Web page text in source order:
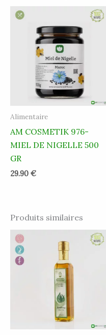
Alimentaire
AM COSMETIK 976-
MIEL DE NIGELLE 500
GR
29.90 €
Produits similaires